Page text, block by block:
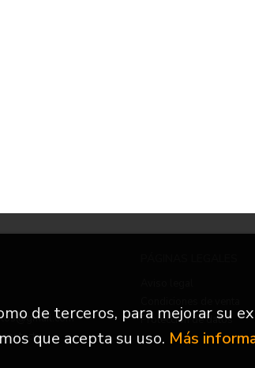
Protección de datos
de terceros, para mejorar su
que acepta su uso. Más